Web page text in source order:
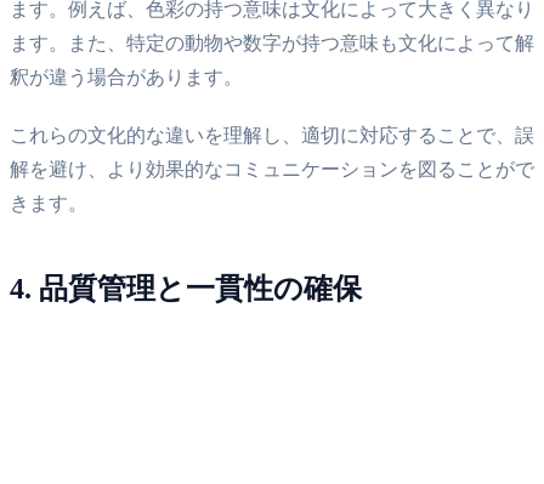
ます。例えば、色彩の持つ意味は文化によって大きく異なり
ます。また、特定の動物や数字が持つ意味も文化によって解
釈が違う場合があります。
これらの文化的な違いを理解し、適切に対応することで、誤
解を避け、より効果的なコミュニケーションを図ることがで
きます。
4. 品質管理と一貫性の確保